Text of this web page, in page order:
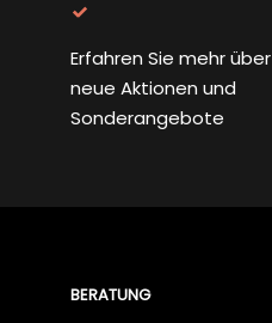
Erfahren Sie mehr über
neue Aktionen und
Sonderangebote
BERATUNG